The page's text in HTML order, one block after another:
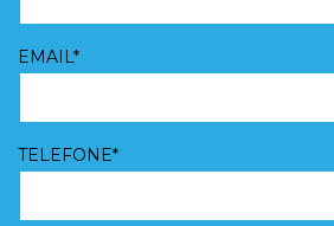
EMAIL*
TELEFONE*